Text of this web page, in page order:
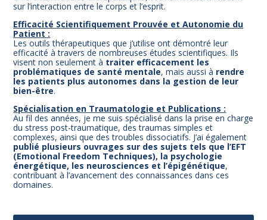
sur l’interaction entre le corps et l’esprit.
Efficacité Scientifiquement Prouvée et Autonomie du
Patient :
Les outils thérapeutiques que j’utilise ont démontré leur
efficacité à travers de nombreuses études scientifiques. Ils
visent non seulement à traiter efficacement les
problématiques de santé mentale, mais aussi à rendre
les patients plus autonomes dans la gestion de leur
bien-être.
Spécialisation en Traumatologie et Publications :
Au fil des années, je me suis spécialisé dans la prise en charge
du stress post-traumatique, des traumas simples et
complexes, ainsi que des troubles dissociatifs. J’ai également
publié plusieurs ouvrages sur des sujets tels que l’EFT
(Emotional Freedom Techniques), la psychologie
énergétique, les neurosciences et l’épigénétique,
contribuant à l’avancement des connaissances dans ces
domaines.